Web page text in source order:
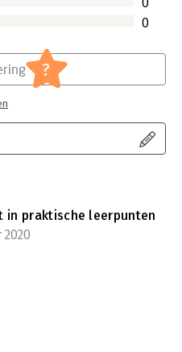
0
?
in praktische leerpunten